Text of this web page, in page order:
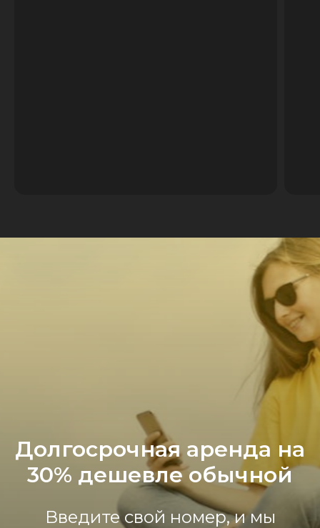
Долгосрочная аренда на
30% дешевле обычной
Введите свой номер, и мы